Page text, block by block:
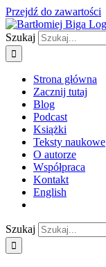
Przejdź do zawartości
Szukaj
Strona główna
Zacznij tutaj
Blog
Podcast
Książki
Teksty naukowe
O autorze
Współpraca
Kontakt
English
Szukaj